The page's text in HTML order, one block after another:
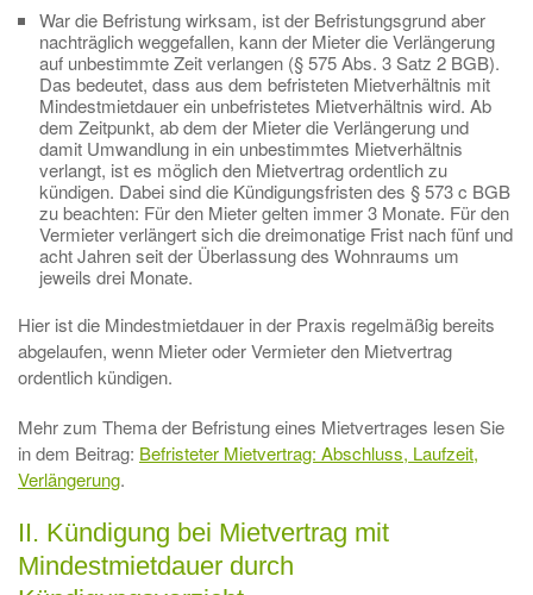
War die Befristung wirksam, ist der Befristungsgrund aber
nachträglich weggefallen, kann der Mieter die Verlängerung
auf unbestimmte Zeit verlangen (§ 575 Abs. 3 Satz 2 BGB).
Das bedeutet, dass aus dem befristeten Mietverhältnis mit
Mindestmietdauer ein unbefristetes Mietverhältnis wird. Ab
dem Zeitpunkt, ab dem der Mieter die Verlängerung und
damit Umwandlung in ein unbestimmtes Mietverhältnis
verlangt, ist es möglich den Mietvertrag ordentlich zu
kündigen. Dabei sind die Kündigungsfristen des § 573 c BGB
zu beachten: Für den Mieter gelten immer 3 Monate. Für den
Vermieter verlängert sich die dreimonatige Frist nach fünf und
acht Jahren seit der Überlassung des Wohnraums um
jeweils drei Monate.
Hier ist die Mindestmietdauer in der Praxis regelmäßig bereits
abgelaufen, wenn Mieter oder Vermieter den Mietvertrag
ordentlich kündigen.
Mehr zum Thema der Befristung eines Mietvertrages lesen Sie
in dem Beitrag: Befristeter Mietvertrag: Abschluss, Laufzeit,
Verlängerung.
II. Kündigung bei Mietvertrag mit
Mindestmietdauer durch